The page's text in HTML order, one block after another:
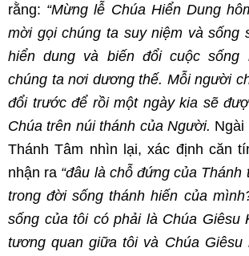
rằng: “Mừng lễ Chúa Hiển Dung
mời gọi chúng ta suy niệm và sống
hiển dung và biến đổi cuộc sống
chúng ta nơi dương thế. Mỗi người
đổi trước để rồi một ngày kia sẽ
Chúa trên núi thánh của Người. Ngài
Thánh Tâm nhìn lại, xác định căn
nhận ra “đâu là chỗ đứng của Thánh
trong đời sống thánh hiến của
sống của tôi có phải là Chúa Giêsu
tương quan giữa tôi và Chúa Giêsu